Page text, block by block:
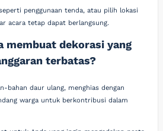
penggunaan tenda, atau pilih lokasi
acara tetap dapat berlangsung.
membuat dekorasi yang
terbatas?
bahan daur ulang, menghias dengan
warga untuk berkontribusi dalam